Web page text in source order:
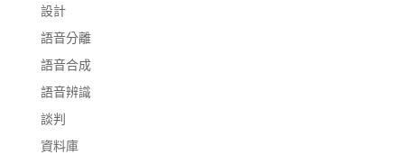
設計
語音分離
語音合成
語音辨識
談判
資料庫